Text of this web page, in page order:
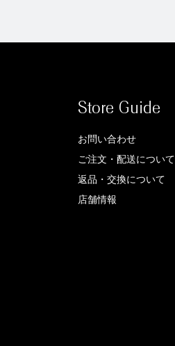
Store Guide
お問い合わせ
ご注文・配送について
返品・交換について
店舗情報